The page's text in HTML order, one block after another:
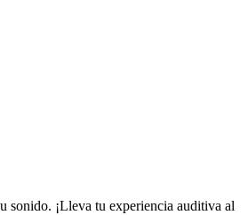
sonido. ¡Lleva tu experiencia auditiva al